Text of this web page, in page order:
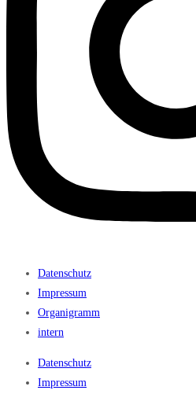
Datenschutz
Impressum
Organigramm
intern
Datenschutz
Impressum